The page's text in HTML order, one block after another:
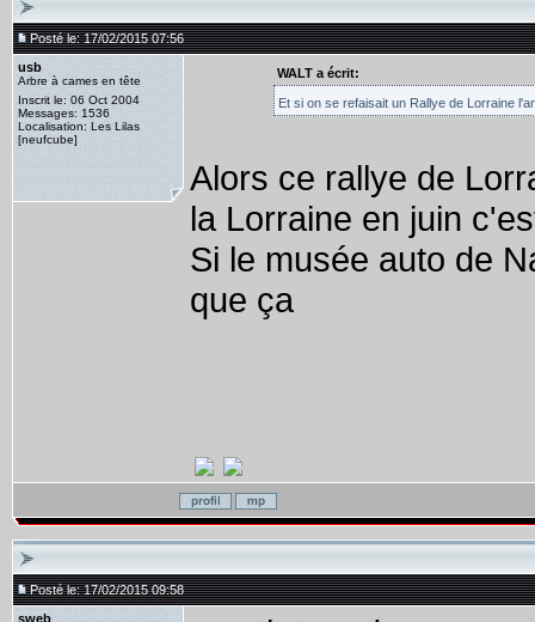
Posté le: 17/02/2015 07:56
usb
Arbre à cames en tête
Inscrit le: 06 Oct 2004
Messages: 1536
Localisation: Les Lilas
[neufcube]
WALT a écrit:
Et si on se refaisait un Rallye de Lorraine
Alors ce rallye de
la Lorraine en juin
Si le musée auto de
que ça
Posté le: 17/02/2015 09:58
sweb